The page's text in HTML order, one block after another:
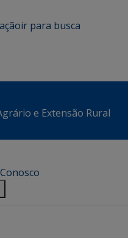
ir para busca
e Extensão Rural